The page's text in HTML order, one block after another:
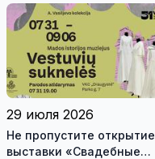
29 июля 2026
Не пропустите открытие
выставки «Свадебные